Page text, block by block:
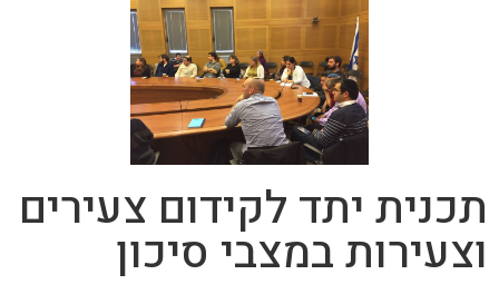
תכנית יתד לקידום צעירים
וצעירות במצבי סיכון